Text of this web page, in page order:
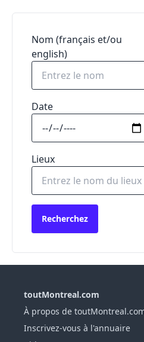
Nom (français et/ou
english)
Date
Lieux
Recherchez
toutMontreal.com
À propos de
Inscrivez-vous à l'annuaire